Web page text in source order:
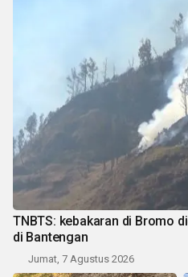
TNBTS: kebakaran di Bromo
di Bantengan
Jumat, 7 Agustus 2026